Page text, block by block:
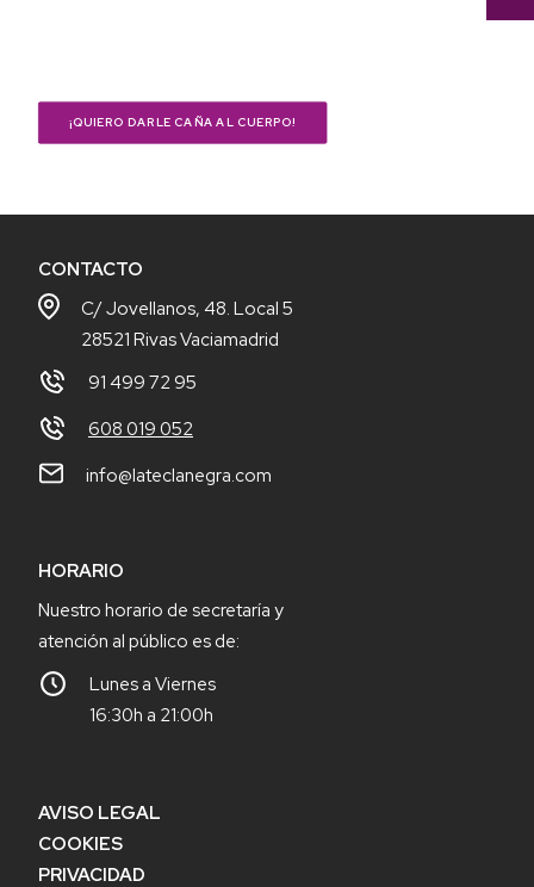
¡QUIERO DARLE CAÑA AL CUERPO!
CONTACTO
C/ Jovellanos, 48. Local 5
28521 Rivas Vaciamadrid
91 499 72 95
608 019 052
info@lateclanegra.com
HORARIO
Nuestro horario de secretaría y
atención al público es de:
Lunes a Viernes
16:30h a 21:00h
AVISO LEGAL
COOKIES
PRIVACIDAD